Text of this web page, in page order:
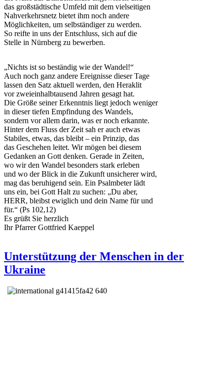
das großstädtische Umfeld mit dem vielseitigen
Nahverkehrsnetz bietet ihm noch andere
Möglichkeiten, um selbständiger zu werden.
So reifte in uns der Entschluss, sich auf die
Stelle in Nürnberg zu bewerben.
„Nichts ist so beständig wie der Wandel!“
Auch noch ganz andere Ereignisse dieser Tage
lassen den Satz aktuell werden, den Heraklit
vor zweieinhalbtausend Jahren gesagt hat.
Die Größe seiner Erkenntnis liegt jedoch weniger
in dieser tiefen Empfindung des Wandels,
sondern vor allem darin, was er noch erkannte.
Hinter dem Fluss der Zeit sah er auch etwas
Stabiles, etwas, das bleibt – ein Prinzip, das
das Geschehen leitet. Wir mögen bei diesem
Gedanken an Gott denken. Gerade in Zeiten,
wo wir den Wandel besonders stark erleben
und wo der Blick in die Zukunft unsicherer wird,
mag das beruhigend sein. Ein Psalmbeter lädt
uns ein, bei Gott Halt zu suchen: „Du aber,
HERR, bleibst ewiglich und dein Name für und
für.“ (Ps 102,12)
Es grüßt Sie herzlich
Ihr Pfarrer Gottfried Kaeppel
Unterstützung der Menschen in der
Ukraine